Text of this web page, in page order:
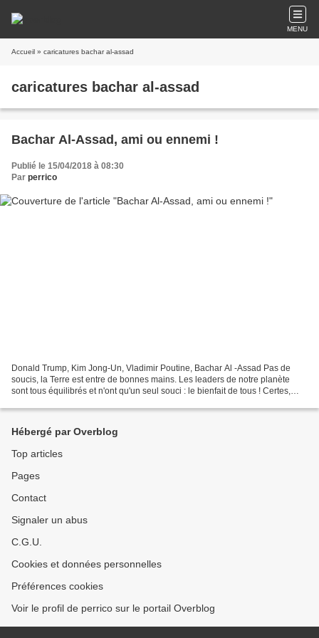
MENU
Accueil » caricatures bachar al-assad
caricatures bachar al-assad
Bachar Al-Assad, ami ou ennemi !
Publié le 15/04/2018 à 08:30
Par perrico
Donald Trump, Kim Jong-Un, Vladimir Poutine, Bachar Al -Assad Pas de
soucis, la Terre est entre de bonnes mains. Les leaders de notre planète
sont tous équilibrés et n'ont qu'un seul souci : le bienfait de tous ! Certes,
Hébergé par Overblog
Top articles
Pages
Contact
Signaler un abus
C.G.U.
Cookies et données personnelles
Préférences cookies
Voir le profil de perrico sur le portail Overblog